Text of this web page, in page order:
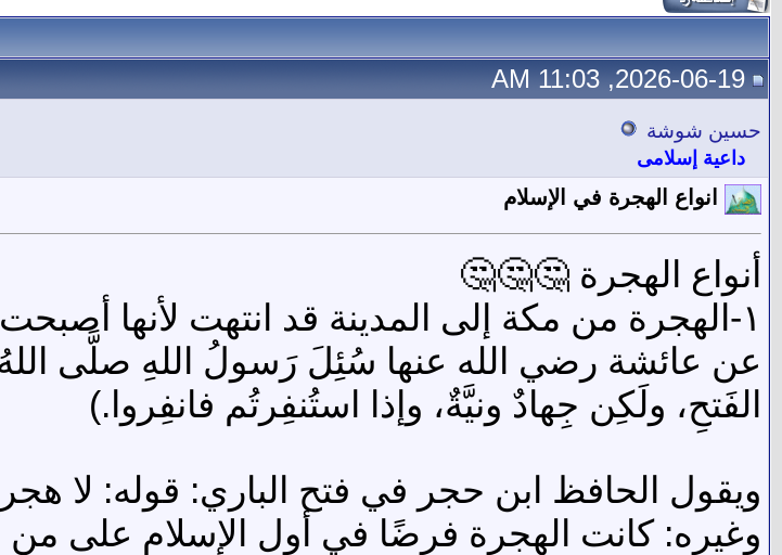
2026-06-19, 11:03 AM
حسين شوشة
داعية إسلامى
انواع الهجرة في الإسلام
أنواع الهجرة 🤔🤔🤔
١-الهجرة من مكة إلى المدينة قد انتهت لأنها أصبحت دار إسلام وسلام
عن عائشة رضي الله عنها سُئِلَ رَسولُ اللهِ صلَّى
الفَتحِ، ولَكِن جِهادٌ ونيَّةٌ، وإذا استُنفِرتُم فانفِروا.)
ويقول الحافظ ابن حجر في فتح الباري: قوله: لا
وغيره: كانت الهجرة فرضًا في أول الإسلام على من